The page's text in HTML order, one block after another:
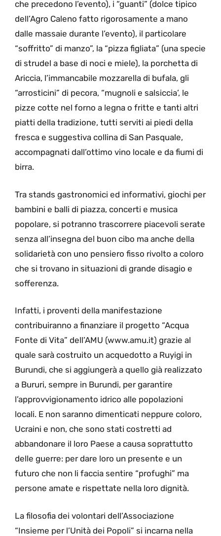
che precedono l’evento), i “guanti” (dolce tipico
dell’Agro Caleno fatto rigorosamente a mano
dalle massaie durante l’evento), il particolare
“soffritto” di manzo”, la “pizza figliata” (una specie
di strudel a base di noci e miele), la porchetta di
Ariccia, l’immancabile mozzarella di bufala, gli
“arrosticini” di pecora, “mugnoli e salsiccia’, le
pizze cotte nel forno a legna o fritte e tanti altri
piatti della tradizione, tutti serviti ai piedi della
fresca e suggestiva collina di San Pasquale,
accompagnati dall’ottimo vino locale e da fiumi di
birra.
Tra stands gastronomici ed informativi, giochi per
bambini e balli di piazza, concerti e musica
popolare, si potranno trascorrere piacevoli serate
senza all’insegna del buon cibo ma anche della
solidarietà con uno pensiero fisso rivolto a coloro
che si trovano in situazioni di grande disagio e
sofferenza.
Infatti, i proventi della manifestazione
contribuiranno a finanziare il progetto “Acqua
Fonte di Vita” dell’AMU (www.amu.it) grazie al
quale sarà costruito un acquedotto a Ruyigi in
Burundi, che si aggiungerà a quello già realizzato
a Bururi, sempre in Burundi, per garantire
l’approvvigionamento idrico alle popolazioni
locali. E non saranno dimenticati neppure coloro,
Ucraini e non, che sono stati costretti ad
abbandonare il loro Paese a causa soprattutto
delle guerre: per dare loro un presente e un
futuro che non li faccia sentire “profughi” ma
persone amate e rispettate nella loro dignità.
La filosofia dei volontari dell’Associazione
“Insieme per l’Unità dei Popoli” si incarna nella